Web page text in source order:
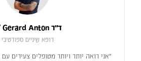
ד״ר Gerard Anton ✔️
רופא שיניים ספורטיבי
״אני רואה יותר ויותר מטופלים צעירים